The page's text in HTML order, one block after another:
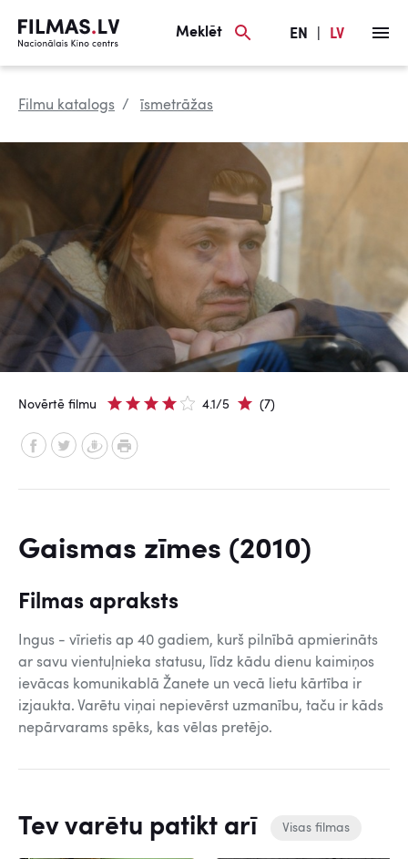
Meklēt EN LV
Filmu katalogs īsmetrāžas
Novērtē filmu 4.1/5 (7)
Gaismas zīmes (2010)
Filmas apraksts
Ingus - vīrietis ap 40 gadiem, kurš pilnībā apmierināts
ar savu vientuļnieka statusu, līdz kādu dienu kaimiņos
ievācas komunikablā Žanete un vecā lietu kārtība ir
izjaukta. Varētu viņai nepievērst uzmanību, taču ir kāds
nepārvarams spēks, kas vēlas pretējo.
Tev varētu patikt arī Visas filmas